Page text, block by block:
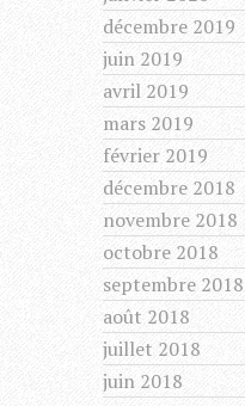
décembre 2019
juin 2019
avril 2019
mars 2019
février 2019
décembre 2018
novembre 2018
octobre 2018
septembre 2018
août 2018
juillet 2018
juin 2018